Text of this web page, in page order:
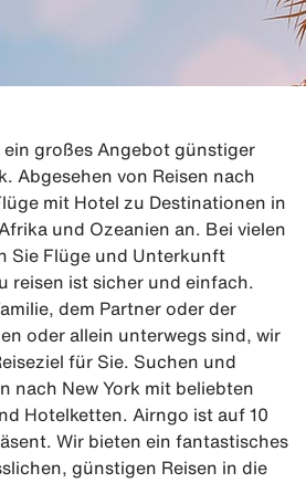
großes Angebot günstiger
Abgesehen von Reisen nach
mit Hotel zu Destinationen in
und Ozeanien an. Bei vielen
Sie Flüge und Unterkunft
reisen ist sicher und einfach.
dem Partner oder der
oder allein unterwegs sind, wir
für Sie. Suchen und
nach New York mit beliebten
Hotelketten. Airngo ist auf 10
Wir bieten ein fantastisches
günstigen Reisen in die